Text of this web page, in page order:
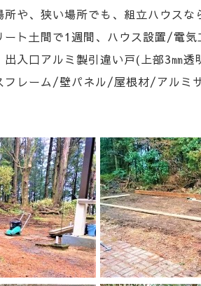
や、狭い場所でも、組立ハウスな
ト土間で1週間、ハウス設置/電
入口アルミ製引違い戸(上部3㎜
レーム/壁パネル/屋根材/アルミ